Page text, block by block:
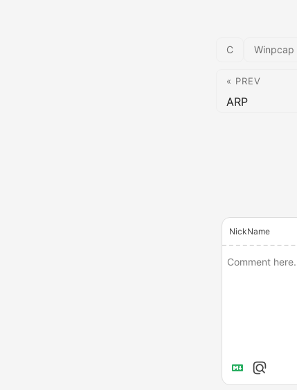
C Winpcap
« PREV
ARP
NickName